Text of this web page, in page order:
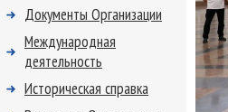
Документы Организации
Международная
деятельность
Историческая справка